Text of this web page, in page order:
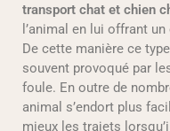
transport chat et chien
l’animal en lui offrant
De cette manière ce
souvent provoqué par
foule. En outre de
animal s’endort plus
mieux les trajets